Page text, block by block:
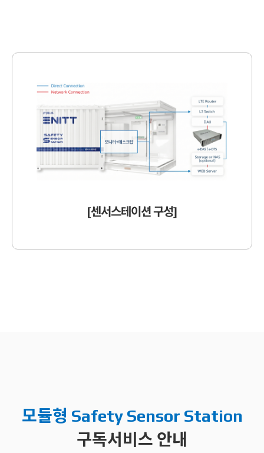
[센서스테이션 구성]
모듈형 Safety Sensor Station
구독서비스 안내